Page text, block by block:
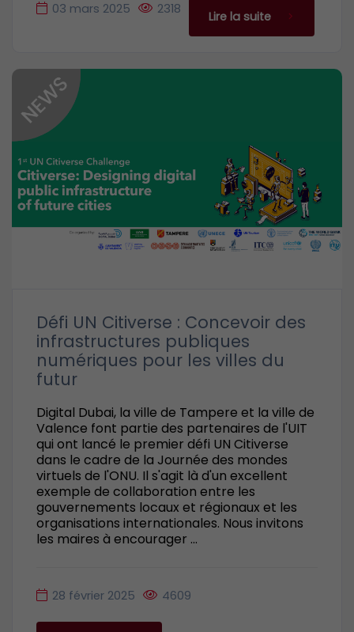
03 mars 2025 2318 Lire la suite
Défi UN Citiverse : Concevoir des
infrastructures publiques
numériques pour les villes du
futur
Digital Dubai, la ville de Tampere et la ville de
Valence font partie des partenaires de l'UIT
qui ont lancé le premier défi UN Citiverse
dans le cadre de la Journée des mondes
virtuels de l'ONU. Il s'agit là d'un excellent
exemple de collaboration entre les
gouvernements locaux et régionaux et les
organisations internationales. Nous invitons
les maires à encourager ...
28 février 2025 4609